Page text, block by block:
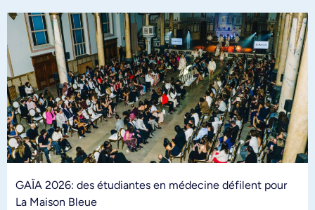
GAÏA 2026: des étudiantes en médecine défilent pour
La Maison Bleue